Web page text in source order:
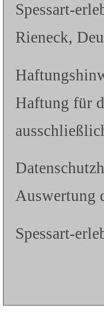
Spessart-
Rieneck,
Haftung für
Auswertung
Spessart-